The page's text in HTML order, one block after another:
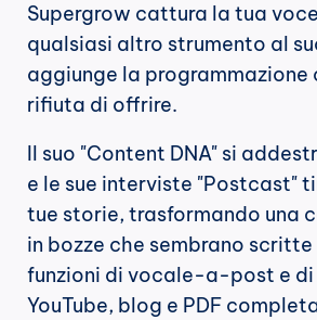
Supergrow cattura la tua
qualsiasi altro strumento al
aggiunge la programmazione
rifiuta di offrire.
Il suo "Content DNA" si
e le sue interviste "Postcast"
tue storie, trasformando una
in bozze che sembrano scritte
funzioni di vocale-a-post e
YouTube, blog e PDF